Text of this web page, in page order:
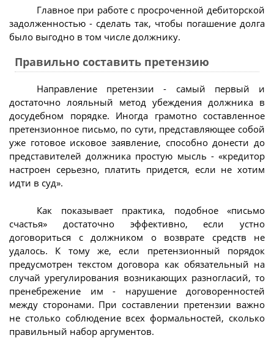
Главное при работе с просроченной дебиторской
задолженностью - сделать так, чтобы погашение долга
было выгодно в том числе должнику.
Правильно составить претензию
Направление претензии - самый первый и
достаточно лояльный метод убеждения должника в
досудебном порядке. Иногда грамотно составленное
претензионное письмо, по сути, представляющее собой
уже готовое исковое заявление, способно донести до
представителей должника простую мысль - «кредитор
настроен серьезно, платить придется, если не хотим
идти в суд».
Как показывает практика, подобное «письмо
счастья» достаточно эффективно, если устно
договориться с должником о возврате средств не
удалось. К тому же, если претензионный порядок
предусмотрен текстом договора как обязательный на
случай урегулирования возникающих разногласий, то
пренебрежение им - нарушение договоренностей
между сторонами. При составлении претензии важно
не столько соблюдение всех формальностей, сколько
правильный набор аргументов.